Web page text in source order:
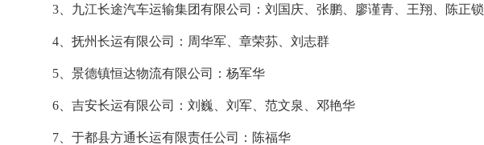
3、九江长途汽车运输集团有限公司：刘国庆、张鹏、廖谨青、王翔、陈正锁
4、抚州长运有限公司：周华军、章荣荪、刘志群
5、景德镇恒达物流有限公司：杨军华
6、吉安长运有限公司：刘巍、刘军、范文泉、邓艳华
7、于都县方通长运有限责任公司：陈福华